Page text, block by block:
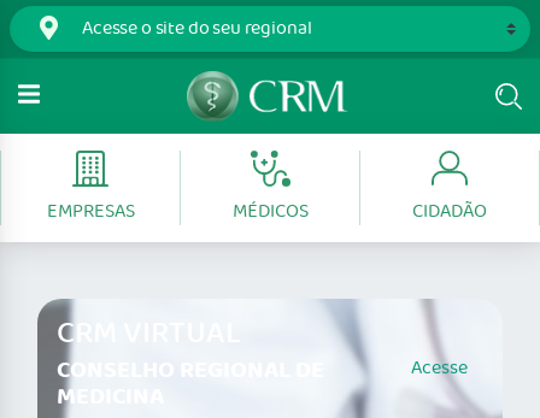
EMPRESAS MÉDICOS CIDADÃO
CRM VIRTUAL
CONSELHO REGIONAL DE
MEDICINA
Acesse